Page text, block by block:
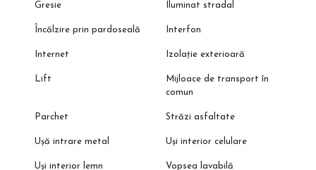
Gresie Iluminat stradal
Încălzire prin pardoseală Interfon
Internet Izolație exterioară
Lift
Mijloace de transport în
comun
Parchet Străzi asfaltate
Ușă intrare metal Uși interior celulare
Uși interior lemn Vopsea lavabilă